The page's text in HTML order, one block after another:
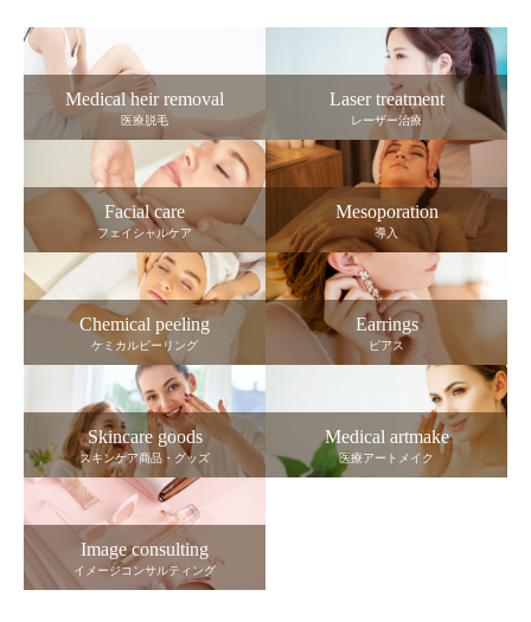
Medical heir removal
医療脱毛
Laser treatment
レーザー治療
Facial care
フェイシャルケア
Mesoporation
導入
Chemical peeling
ケミカルピーリング
Earrings
ピアス
Skincare goods
スキンケア商品・グッズ
Medical artmake
医療アートメイク
Image consulting
イメージコンサルティング